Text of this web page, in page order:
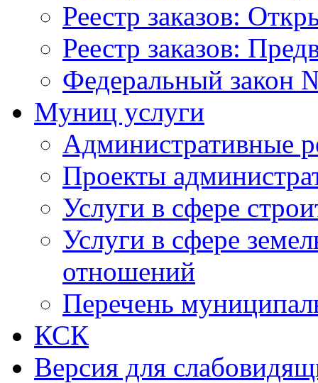
Реестр заказов:
Реестр заказов:
Федеральный закон
Муниц услуги
Административные
Проекты
Услуги в сфере
Услуги в сфере
отношений
Перечень
КСК
Версия для